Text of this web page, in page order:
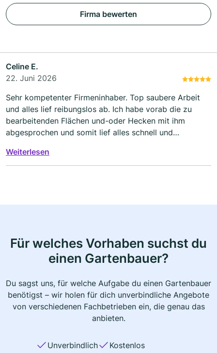
Firma bewerten
Celine E.
22. Juni 2026
Sehr kompetenter Firmeninhaber. Top saubere Arbeit
und alles lief reibungslos ab. Ich habe vorab die zu
bearbeitenden Flächen und-oder Hecken mit ihm
abgesprochen und somit lief alles schnell und
Leistungsverhältnis und Top Kompetenz. Gerne
nochmal, nur zum weiterempfehlen!
Weiterlesen
Für welches Vorhaben suchst du
einen Gartenbauer?
Du sagst uns, für welche Aufgabe du einen Gartenbauer
benötigst – wir holen für dich unverbindliche Angebote
von verschiedenen Fachbetrieben ein, die genau das
anbieten.
Unverbindlich
Kostenlos